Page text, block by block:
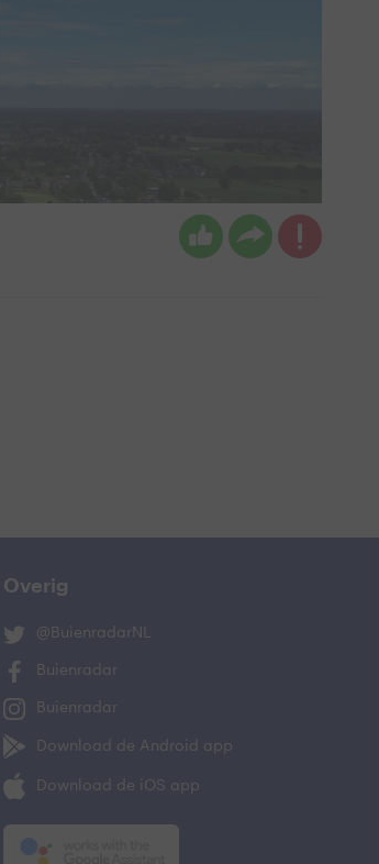
Overig
@BuienradarNL
Buienradar
Buienradar
Download de Android app
Download de iOS app